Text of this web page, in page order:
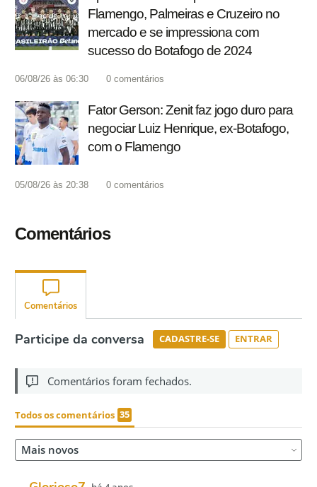
Flamengo, Palmeiras e Cruzeiro no
mercado e se impressiona com
sucesso do Botafogo de 2024
06/08/26 às 06:30 0 comentários
Fator Gerson: Zenit faz jogo duro para
negociar Luiz Henrique, ex-Botafogo,
com o Flamengo
05/08/26 às 20:38 0 comentários
Comentários